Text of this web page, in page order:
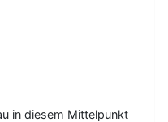
in diesem Mittelpunkt